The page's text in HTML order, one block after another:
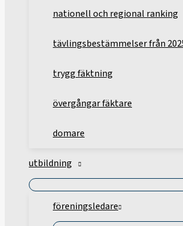
nationell och regional ranking
tävlingsbestämmelser från
trygg fäktning
övergångar fäktare
domare
utbildning
föreningsledare